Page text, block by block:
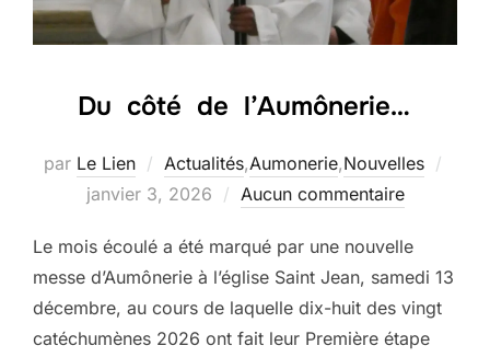
Du côté de l’Aumônerie…
par Le Lien Actualités,Aumonerie,Nouvelles
janvier 3, 2026 Aucun commentaire
Le mois écoulé a été marqué par une nouvelle
messe d’Aumônerie à l’église Saint Jean, samedi 13
décembre, au cours de laquelle dix-huit des vingt
catéchumènes 2026 ont fait leur Première étape